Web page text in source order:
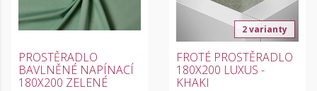
PROSTĚRADLO
BAVLNĚNÉ NAPÍNACÍ
180X200 ZELENÉ
2 varianty
FROTÉ PROSTĚRADLO
180X200 LUXUS -
KHAKI